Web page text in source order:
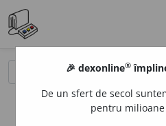
🎉 dexonline®
De un sfert de secol
pentru